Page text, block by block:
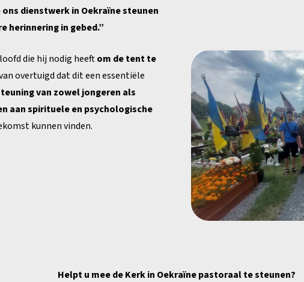
dienstwerk in Oekraïne steunen
herinnering in gebed.”
die hij nodig heeftom de tent te
overtuigd dat dit een essentiële
van zowel jongeren als
aan spirituele en psychologische
kunnen vinden.
Helpt u mee de Kerk in Oekraïne pastoraal te steunen?